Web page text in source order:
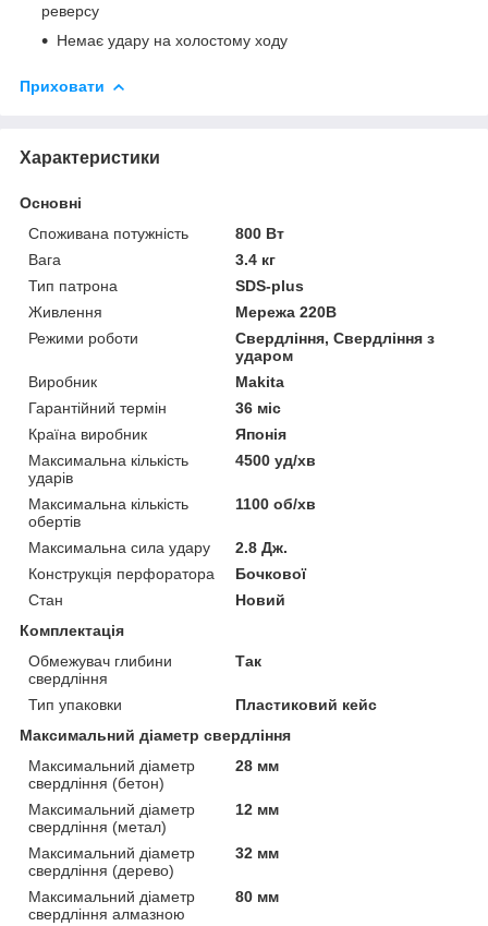
реверсу
Немає удару на холостому ходу
Приховати
Характеристики
Основні
Споживана потужність
800 Вт
Вага
3.4 кг
Тип патрона
SDS-plus
Живлення
Мережа 220В
Режими роботи
Свердління, Свердління з
ударом
Виробник
Makita
Гарантійний термін
36 міс
Країна виробник
Японія
Максимальна кількість
ударів
4500 уд/хв
Максимальна кількість
обертів
1100 об/хв
Максимальна сила удару
2.8 Дж.
Конструкція перфоратора
Бочкової
Стан
Новий
Комплектація
Обмежувач глибини
свердління
Так
Тип упаковки
Пластиковий кейс
Максимальний діаметр свердління
Максимальний діаметр
свердління (бетон)
28 мм
Максимальний діаметр
свердління (метал)
12 мм
Максимальний діаметр
свердління (дерево)
32 мм
Максимальний діаметр
свердління алмазною
80 мм